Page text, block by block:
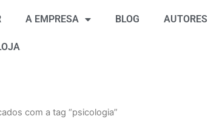
A EMPRESA BLOG AUTORES
com a tag “psicologia”
por
mais